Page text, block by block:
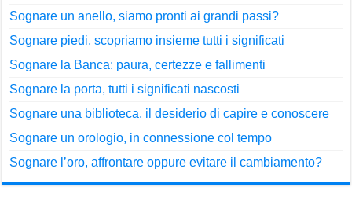
Sognare un anello, siamo pronti ai grandi passi?
Sognare piedi, scopriamo insieme tutti i significati
Sognare la Banca: paura, certezze e fallimenti
Sognare la porta, tutti i significati nascosti
Sognare una biblioteca, il desiderio di capire e conoscere
Sognare un orologio, in connessione col tempo
Sognare l’oro, affrontare oppure evitare il cambiamento?